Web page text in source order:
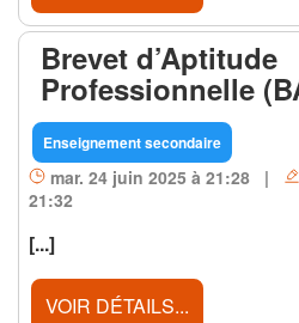
Brevet d’Aptitude
Professionnelle
Enseignement secondaire
mar. 24 juin 2025 à 21:28 |
21:32
[...]
VOIR DÉTAILS...